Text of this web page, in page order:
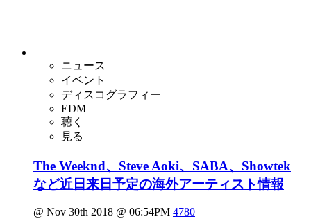
ニュース
イベント
ディスコグラフィー
EDM
聴く
見る
The Weeknd、Steve Aoki、SABA、Showtek
など近日来日予定の海外アーティスト情報
@ Nov 30th 2018 @ 06:54PM 4780